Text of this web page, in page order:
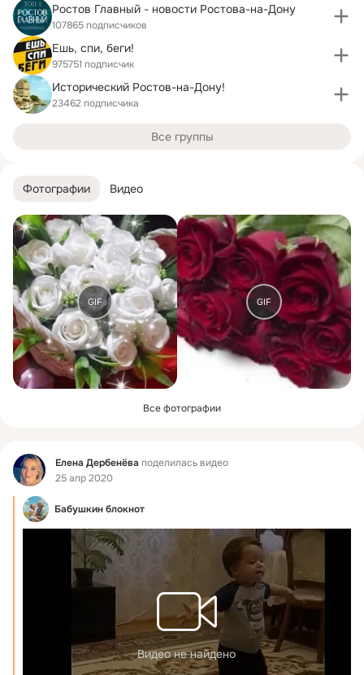
Фотографии Видео
GIF GIF
Все фотографии
Фид Елена Дербенёва поделилась видео
25 апр 2020
Бабушкин блокнот
Видео не найдено
Ростов Главный - новости Ростова-на-Дону
107865 подписчиков
Ешь, спи, беги!
975751 подписчик
Исторический Ростов-на-Дону!
23462 подписчика
Все группы